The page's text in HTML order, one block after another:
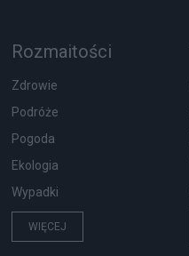
Rozmaitości
Zdrowie
Podróże
Pogoda
Ekologia
Wypadki
WIĘCEJ